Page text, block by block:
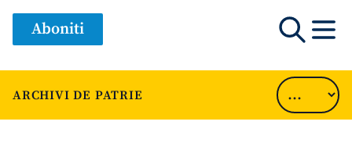
Aboniti
ARCHIVI DE PATRIE